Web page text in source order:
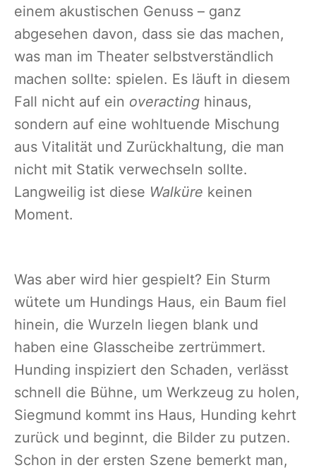
einem akustischen Genuss – ganz
abgesehen davon, dass sie das machen,
was man im Theater selbstverständlich
machen sollte: spielen. Es läuft in diesem
Fall nicht auf ein overacting hinaus,
sondern auf eine wohltuende Mischung
aus Vitalität und Zurückhaltung, die man
nicht mit Statik verwechseln sollte.
Langweilig ist diese Walküre keinen
Moment.
Was aber wird hier gespielt? Ein Sturm
wütete um Hundings Haus, ein Baum fiel
hinein, die Wurzeln liegen blank und
haben eine Glasscheibe zertrümmert.
Hunding inspiziert den Schaden, verlässt
schnell die Bühne, um Werkzeug zu holen,
Siegmund kommt ins Haus, Hunding kehrt
zurück und beginnt, die Bilder zu putzen.
Schon in der ersten Szene bemerkt man,